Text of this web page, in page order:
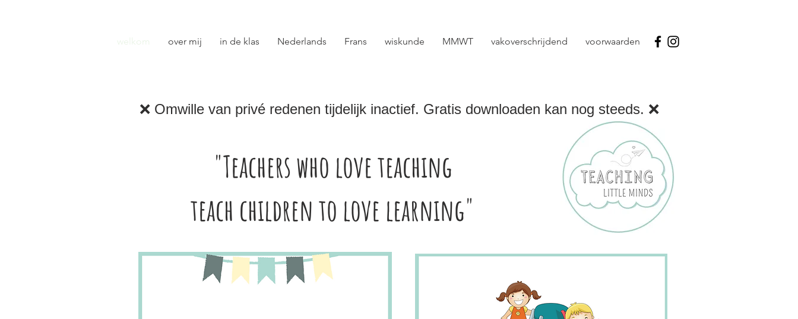
welkom over mij in de klas Nederlands Frans wiskunde MMWT vakoverschrijdend voorwaarden
❌ Omwille van privé redenen tijdelijk inactief. Gratis downloaden kan nog steeds. ❌
"Teachers who love teaching
teach children to love learning"